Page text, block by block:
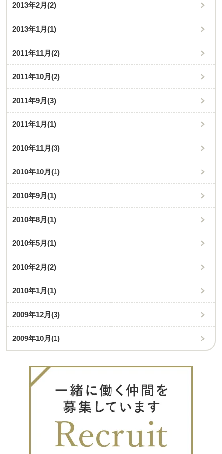
2013年2月(2)
2013年1月(1)
2011年11月(2)
2011年10月(2)
2011年9月(3)
2011年1月(1)
2010年11月(3)
2010年10月(1)
2010年9月(1)
2010年8月(1)
2010年5月(1)
2010年2月(2)
2010年1月(1)
2009年12月(3)
2009年10月(1)